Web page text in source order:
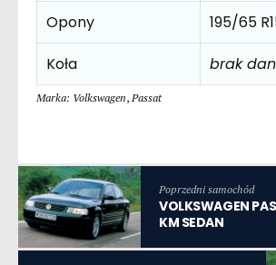
Opony
195/65
Koła
brak
Marka: Volkswagen, Passat
Poprzedni samochód
VOLKSWAGEN
KM SEDAN